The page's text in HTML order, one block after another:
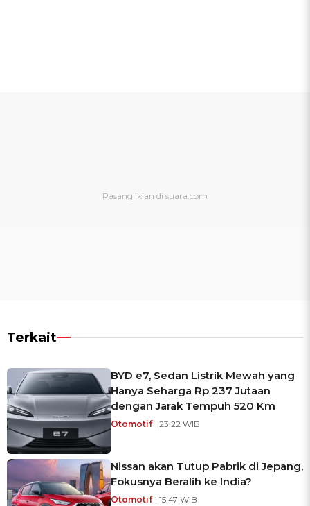
Terkait
BYD e7, Sedan Listrik Mewah yang
Hanya Seharga Rp 237 Jutaan
dengan Jarak Tempuh 520 Km
Otomotif | 23:22 WIB
Nissan akan Tutup Pabrik di Jepang,
Fokusnya Beralih ke India?
Otomotif | 15:47 WIB